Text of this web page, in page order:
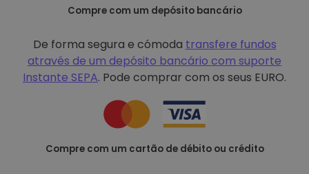
Compre com um depósito bancário
De forma segura e cómoda transfere fundos
através de um depósito bancário com suporte
Instante SEPA. Pode comprar com os seus EURO.
Compre com um cartão de débito ou crédito